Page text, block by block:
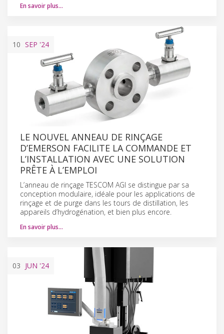
En savoir plus…
10 SEP '24
LE NOUVEL ANNEAU DE RINÇAGE
D’EMERSON FACILITE LA COMMANDE ET
L’INSTALLATION AVEC UNE SOLUTION
PRÊTE À L’EMPLOI
L’anneau de rinçage TESCOM AGI se distingue par sa
conception modulaire, idéale pour les applications de
rinçage et de purge dans les tours de distillation, les
appareils d’hydrogénation, et bien plus encore.
En savoir plus…
03 JUN '24